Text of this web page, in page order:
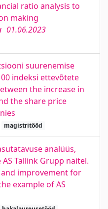
ratio analysis to
making
01.06.2023
suurenemise
indeksi ettevõtete
the increase in
the share price
magistritööd
analüüs,
Tallink Grupp näitel.
improvement for
example of AS